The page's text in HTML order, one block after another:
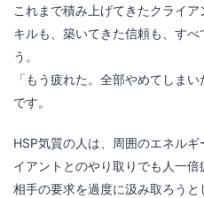
これまで積み上げてきたクライ
キルも、築いてきた信頼も、す
う。
「もう疲れた。全部やめてしま
です。
HSP気質の人は、周囲のエネル
イアントとのやり取りでも人一倍
相手の要求を過度に汲み取ろう